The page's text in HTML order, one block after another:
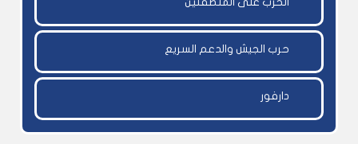
حرب الجيش والدعم السريع
دارفور